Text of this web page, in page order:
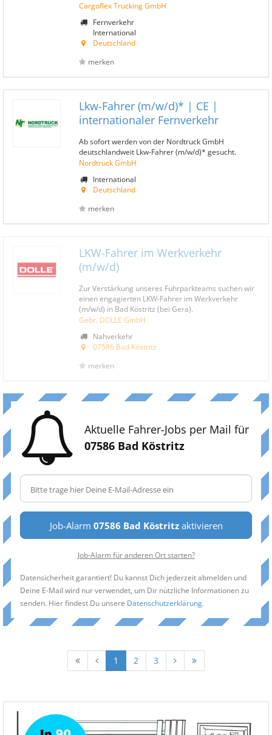
Cargoflex Trucking GmbH
Fernverkehr
International
Deutschland
merken
Lkw-Fahrer (m/w/d)* | CE |
internationaler Fernverkehr
Ab sofort werden von der Nordtruck GmbH
deutschlandweit Lkw-Fahrer (m/w/d)* gesucht.
Nordtruck GmbH
International
Deutschland
merken
LKW-Fahrer im Werkverkehr
(m/w/d)
Zur Verstärkung unseres Fuhrparkteams suchen wir
einen engagierten LKW-Fahrer im Werkverkehr
(m/w/d) in Bad Köstritz (bei Gera).
Gebr. DOLLE GmbH
Nahverkehr
07586 Bad Köstritz
merken
Aktuelle Fahrer-Jobs per Mail für
07586 Bad Köstritz
Job-Alarm 07586 Bad Köstritzaktivieren
Job-Alarm für anderen Ort starten?
Datensicherheit garantiert! Du kannst Dich jederzeit abmelden und
Deine E-Mail wird nur verwendet, um Dir nützliche Informationen zu
senden. Hier findest Du unsere Datenschutzerklärung.
1 2 3